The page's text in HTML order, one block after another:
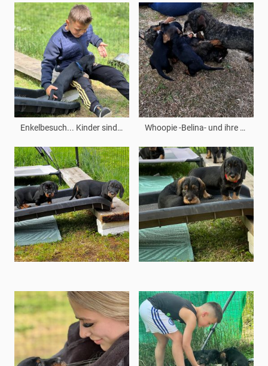
Enkelbesuch... Kinder sind toll Whoopie -Belina- und ihre kleinen Geschwister